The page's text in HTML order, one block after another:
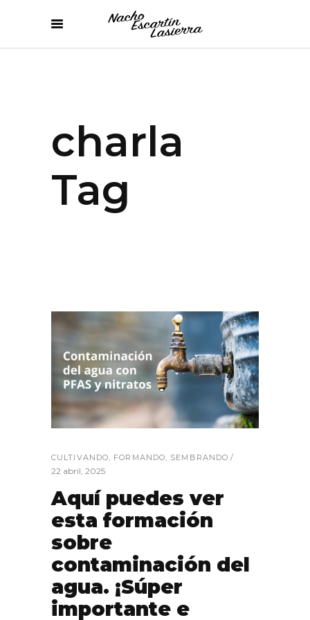
charla
Tag
CULTIVANDO FORMANDO SEMBRANDO
22 abril, 2025
Aquí puedes ver
esta formación
sobre
contaminación del
agua. ¡Súper
importante e